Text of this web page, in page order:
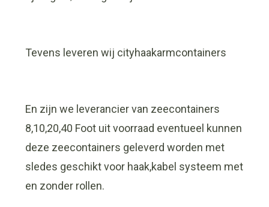
Tevens leveren wij cityhaakarmcontainers
En zijn we leverancier van zeecontainers
8,10,20,40 Foot uit voorraad eventueel kunnen
deze zeecontainers geleverd worden met
sledes geschikt voor haak,kabel systeem met
en zonder rollen.